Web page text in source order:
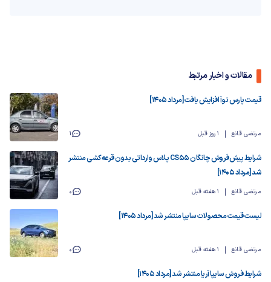
مقالات و اخبار مرتبط
قیمت پارس نوآ افزایش یافت [مرداد ۱۴۰۵]
مرتضی قانع 1 روز قبل 1
شرایط پیش‌فروش چانگان CS55 پلاس وارداتی بدون قرعه‌کشی منتشر
شد [مرداد ۱۴۰۵]
مرتضی قانع 1 هفته قبل 0
لیست قیمت محصولات سایپا منتشر شد [مرداد ۱۴۰۵]
مرتضی قانع 1 هفته قبل 0
شرایط فروش سایپا آریا منتشر شد [مرداد ۱۴۰۵]